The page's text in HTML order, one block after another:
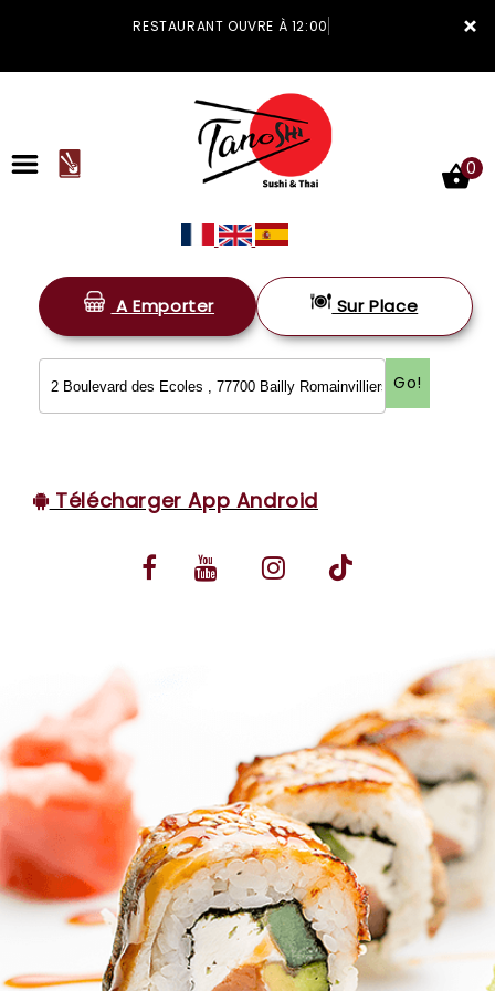
×
RESTAURANT OUVRE À 12:00
ACCUEIL
LA CARTE
VOS AVIS
MENTIONS LÉGALES
0
A Emporter Sur Place
Go!
Télécharger App Android